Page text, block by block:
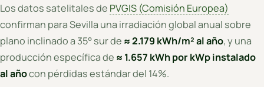
Los datos satelitales de PVGIS (Comisión Europea)
confirman para Sevilla una irradiación global anual sobre
plano inclinado a 35° sur de ≈ 2.179 kWh/m² al año, y una
producción específica de ≈ 1.657 kWh por kWp instalado
al añocon pérdidas estándar del 14%.